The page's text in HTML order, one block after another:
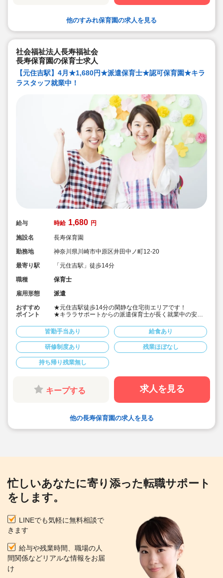
他のすみれ保育園の求人を見る
社会福祉法人長寿福祉会
長寿保育園の保育士求人
【元住吉駅】4月★1,680円★派遣保育士★認可保育園★キラ
ラスタッフ就業中！
給与 時給 1,680 円
施設名
長寿保育園
勤務地
神奈川県川崎市中原区井田中ノ町12-20
最寄り駅
「元住吉駅」徒歩14分
職種
保育士
雇用形態
派遣
おすすめ
ポイント
★元住吉駅徒歩14分の閑静な住宅街エリアです！
★キララサポートからの派遣保育士が長く就業中の安心
★勤務日数・時間等の相談も可能です！
★社会保険完備・皆勤手当て制度あり
★会員制福利厚生サービスもございます！
皆勤手当あり 給食あり
研修制度あり 残業ほぼなし
持ち帰り残業無し
キープする 求人を見る
他の長寿保育園の求人を見る
忙しいあなたに寄り添った転職サポート
をします。
LINEでも気軽に無料相談で
きます
給与や残業時間、職場の人
間関係などリアルな情報をお届
け